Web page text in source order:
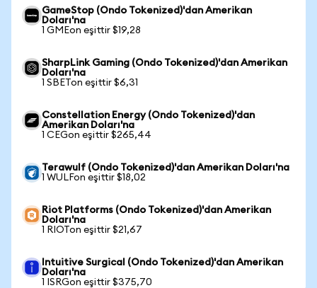
GameStop (Ondo Tokenized)'dan Amerikan
Doları'na
1 GMEon eşittir $19,28
SharpLink Gaming (Ondo Tokenized)'dan Amerikan
Doları'na
1 SBETon eşittir $6,31
Constellation Energy (Ondo Tokenized)'dan
Amerikan Doları'na
1 CEGon eşittir $265,44
Terawulf (Ondo Tokenized)'dan Amerikan Doları'na
1 WULFon eşittir $18,02
Riot Platforms (Ondo Tokenized)'dan Amerikan
Doları'na
1 RIOTon eşittir $21,67
Intuitive Surgical (Ondo Tokenized)'dan Amerikan
Doları'na
1 ISRGon eşittir $375,70